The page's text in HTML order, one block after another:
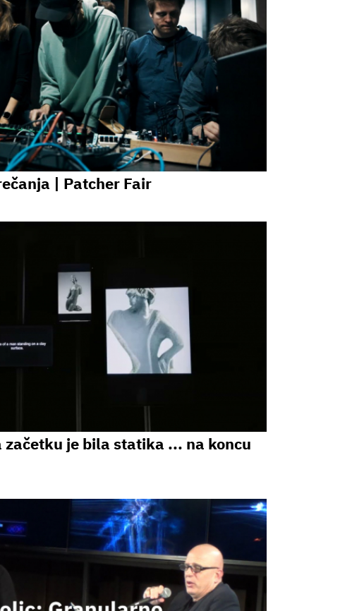
| Patcher Fair
začetku je bila statika ... na koncu